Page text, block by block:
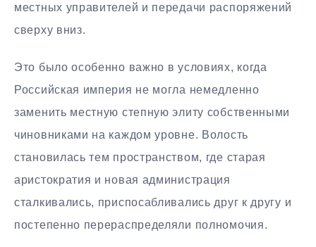
местных управителей и передачи распоряжений
сверху вниз.
Это было особенно важно в условиях, когда
Российская империя не могла немедленно
заменить местную степную элиту собственными
чиновниками на каждом уровне. Волость
становилась тем пространством, где старая
аристократия и новая администрация
сталкивались, приспосабливались друг к другу и
постепенно перераспределяли полномочия.